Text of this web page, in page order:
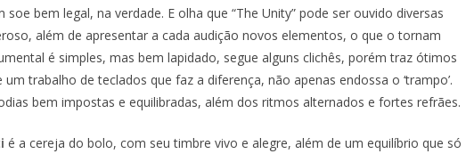
soe bem legal, na verdade. E olha que “The Unity” pode ser ouvido diversas
além de apresentar a cada audição novos elementos, o que o tornam
é simples, mas bem lapidado, segue alguns clichês, porém traz ótimos
trabalho de teclados que faz a diferença, não apenas endossa o ‘trampo’.
bem impostas e equilibradas, além dos ritmos alternados e fortes refrães.
é a cereja do bolo, com seu timbre vivo e alegre, além de um equilíbrio que só